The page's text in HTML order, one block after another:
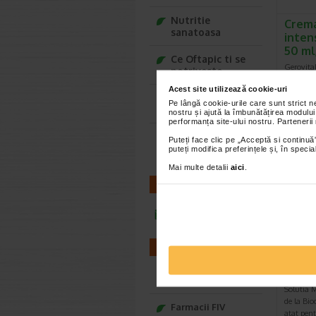
Acest site utilizează cookie-uri
Pe lângă cookie-urile care sunt strict
nostru și ajută la îmbunătățirea
performanța site-ului nostru.
Puteți face clic pe „Acceptă si
puteți modifica preferințele și, în
Mai multe detalii aici
50
previne
-20%
Solutia
de la
atat
Nutritie
sanatoasa
Ce Oftapic ti se
potriveste
Adora – Adorabili
din prima clipa
Seturi cadou
Baylis&Harding
FARMACII
Farmacii FIV